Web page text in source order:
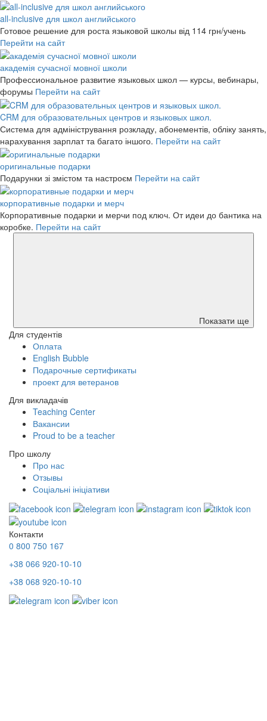
all-inclusive для школ английського
Готовое решение для роста языковой школы від 114 грн/учень
Перейти на сайт
академія сучасної мовної школи
Профессиональное развитие языковых школ — курсы, вебинары,
форумы Перейти на сайт
CRM для образовательных центров и языковых школ.
Система для адміністрування розкладу, абонементів, обліку занять,
нарахування зарплат та багато іншого. Перейти на сайт
оригинальные подарки
Подарунки зі змістом та настроєм Перейти на сайт
корпоративные подарки и мерч
Корпоративные подарки и мерчи под ключ. От идеи до бантика на
коробке. Перейти на сайт
Показати ще
Для студентів
Оплата
English Bubble
Подарочные сертификаты
проект для ветеранов
Для викладачів
Teaching Center
Вакансии
Proud to be a teacher
Про школу
Про нас
Отзывы
Соціальні ініціативи
Контакти
0 800 750 167
+38 066 920-10-10
+38 068 920-10-10